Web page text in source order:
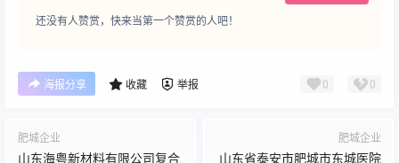
还没有人赞赏，快来当第一个赞赏的人吧！
海报分享 收藏 举报 0 0
肥城企业
山东海粤新材料有限公司复合
肥城企业
山东省泰安市肥城市东城医院